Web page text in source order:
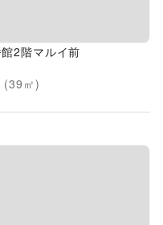
2階マルイ前
(39 ㎡)